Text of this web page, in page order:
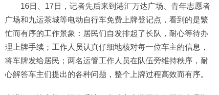
16日、17日，记者先后来到港汇万达广场、青年志愿者
广场和九运茶城等电动自行车免费上牌登记点，看到的是繁
忙而有序的工作景象：居民们自发排起了长队，耐心等待办
理上牌手续；工作人员认真仔细地核对每一位车主的信息，
将车牌发给居民；两名运管工作人员在队伍旁维持秩序，耐
心解答车主们提出的各种问题，整个上牌过程高效而有序。